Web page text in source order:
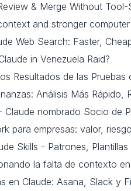
& Merge Without
and stronger
Web Search: Faster,
in Venezuela Raid?
Resultados de las
Análisis Más Rápido,
Claude nombrado Socio de
para empresas: valor,
Skills - Patrones,
la falta de contexto
en Claude: Asana, Slack y